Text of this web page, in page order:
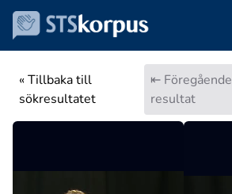
« Tillbaka till
sökresultatet
⇤ Föregående
resultat